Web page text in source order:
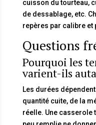
cuisson du tourteau,
de dessablage, etc.
repères par calibre et
Questions
Pourquoi les
varient-ils
Les durées
quantité cuite, de la
réelle. Une casserole